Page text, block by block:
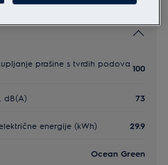
prašine s tvrdih podova 100
dB(A) 73
energije (kWh) 29.9
Ocean Green